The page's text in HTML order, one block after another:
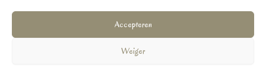
Accepteren
Weiger
@Casa Allegria 2026 |Privacyverklaring